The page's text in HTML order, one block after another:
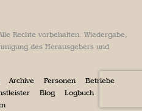
Rechte vorbehalten. Wiedergabe,
des Herausgebers und
Archive Personen
Betriebe
Blog
Logbuch